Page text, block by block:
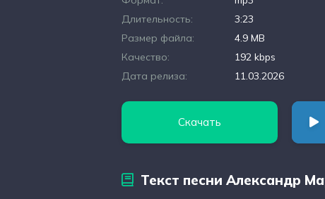
Длительность:
3:23
Размер файла:
4.9 MB
Качество:
192 kbps
Дата релиза:
11.03.2026
Скачать
Текст песни Александр